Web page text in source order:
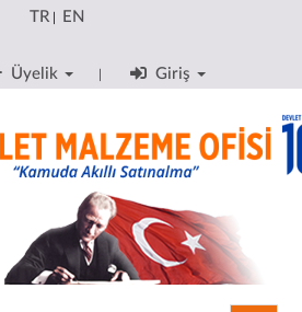
TR| EN
Üyelik Giriş